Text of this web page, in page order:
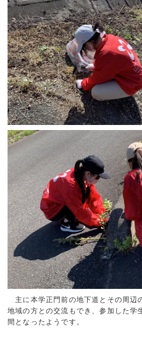
主に本学正門前の地下道とその周辺
地域の方との交流もでき、参加した学
間となったようです。